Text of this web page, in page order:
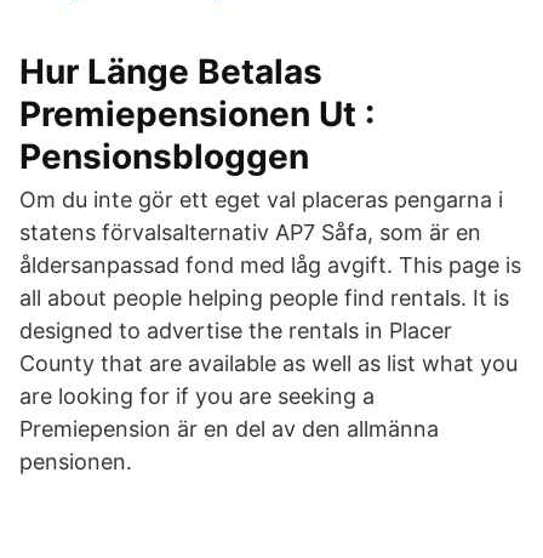
Hur Länge Betalas
Premiepensionen Ut :
Pensionsbloggen
Om du inte gör ett eget val placeras pengarna i
statens förvalsalternativ AP7 Såfa, som är en
åldersanpassad fond med låg avgift. This page is
all about people helping people find rentals. It is
designed to advertise the rentals in Placer
County that are available as well as list what you
are looking for if you are seeking a
Premiepension är en del av den allmänna
pensionen.